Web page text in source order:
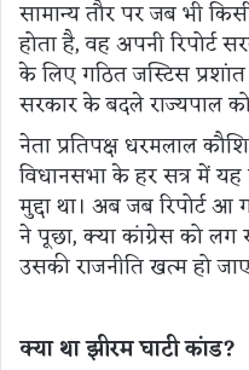
सामान्य तौर पर जब भी
होता है, वह अपनी रिपोर्ट
के लिए गठित जस्टिस
सरकार के बदले राज्यपाल
नेता प्रतिपक्ष धरमलाल
विधानसभा के हर सत्र में
मुद्दा था। अब जब रिपोर्ट
ने पूछा, क्या कांग्रेस को लग
उसकी राजनीति खत्म हो
क्या था झीरम घाटी कांड?